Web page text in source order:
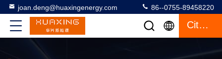
joan.deng@huaxingenergy.com 86--0755-89458220
Citaat